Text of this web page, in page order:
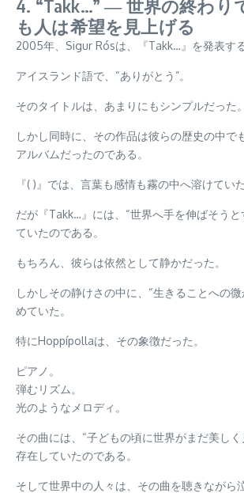
4. “Takk…” ― 世界の終わり
も人は希望を見上げる
2005年、Sigur Rósは、『Takk…』を発表する
アイスランド語で、“ありがとう”。
そのタイトルは、あまりにもシンプルだった。
しかし同時に、その作品は彼らの歴史の中で
アルバムだったのである。
『( )』では、言葉も感情も霧の中へ溶けていた
だが『Takk…』には、“世界へ手を伸ばそうと
ていたのである。
もちろん、彼らは依然として静かだった。
しかしその静けさの中に、“生きることへの
めていた。
特にHoppípollaは、その象徴だった。
ピアノ。
弾むリズム。
光のようなメロディ。
その曲には、“子どもの頃に世界がまだ美し
存在していたのである。
そして世界中の人々は、その曲を聴きながら